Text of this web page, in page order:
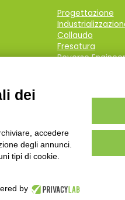
Progettazione
Collaudo
Fresatura
Reverse
dei
accedere
degli annunci.
tipi di cookie.
by